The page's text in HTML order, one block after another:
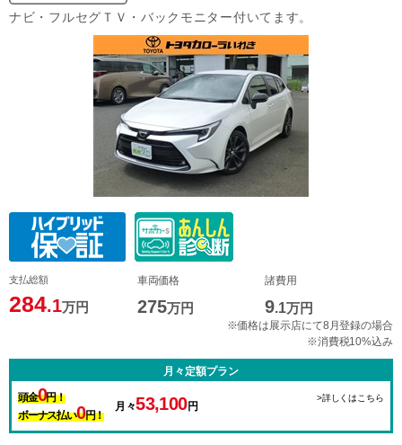
ナビ・フルセグＴＶ・バックモニター付いてます。
支払総額
284.1万円
車両価格
275万円
諸費用
9.1万円
※価格は展示店にて8月登録の場合
※消費税10%込み
月々定額プラン
頭金0円！
ボーナス払い0円！
月々53,100円
>詳しくはこちら